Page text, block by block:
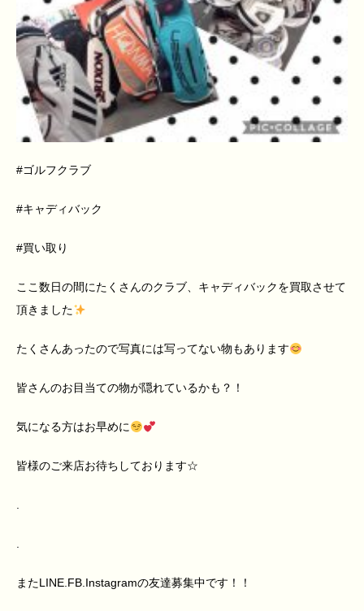
#ゴルフクラブ
#キャディバック
#買い取り
ここ数日の間にたくさんのクラブ、キャディバックを買取させて
頂きました
たくさんあったので写真には写ってない物もあります
皆さんのお目当ての物が隠れているかも？！
気になる方はお早めに
皆様のご来店お待ちしております☆
.
.
またLINE.FB.Instagramの友達募集中です！！